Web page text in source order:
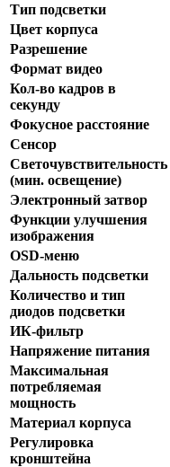
Тип подсветки
Цвет корпуса
Разрешение
Формат видео
Кол-во кадров в
секунду
Фокусное расстояние
Сенсор
Светочувствительность
(мин. освещение)
Электронный затвор
Функции улучшения
изображения
OSD-меню
Дальность пoдсветки
Количество и тип
диодов подсветки
ИК-фильтр
Напряжение питания
Максимальная
потребляемая
мощность
Материал корпуса
Регулировка
кронштейна